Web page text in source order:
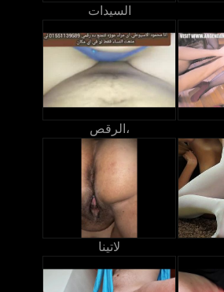
السيدات
الرقص،
لاتينا